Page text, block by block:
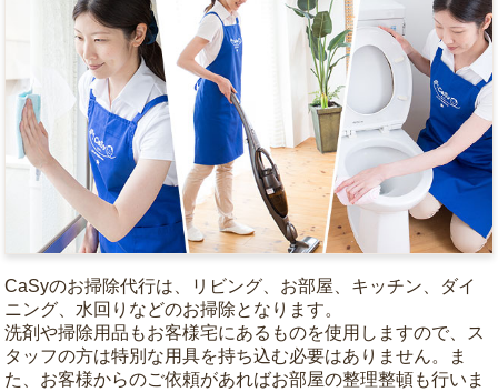
CaSyのお掃除代行は、リビング、お部屋、キッチン、ダイ
ニング、水回りなどのお掃除となります。
洗剤や掃除用品もお客様宅にあるものを使用しますので、ス
タッフの方は特別な用具を持ち込む必要はありません。ま
た、お客様からのご依頼があればお部屋の整理整頓も行いま